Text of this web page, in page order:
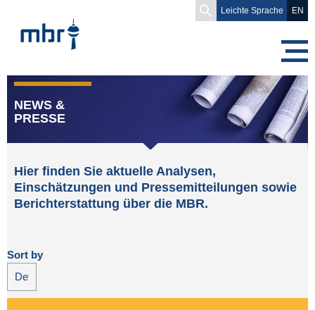
Search
for:
Leichte Sprache EN
NEWS &
PRESSE
Hier finden Sie aktuelle Analysen,
Einschätzungen und Pressemitteilungen sowie
Berichterstattung über die MBR.
Sort by